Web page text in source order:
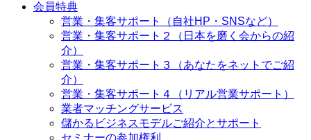
会員特典
営業・集客サポート（自社HP・SNSなど）
営業・集客サポート２（日本を磨く会からの紹
介）
営業・集客サポート３（あなたをネットでご紹
介）
営業・集客サポート４（リアル営業サポート）
業者マッチングサービス
儲かるビジネスモデルご紹介とサポート